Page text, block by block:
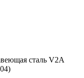
сталь V2A